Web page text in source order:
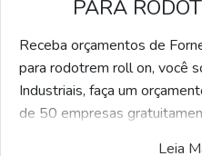
PARA
Receba orçamentos de
para rodotrem roll on, você
Industriais, faça um
de 50 empresas
Possuindo dezenas deLeia